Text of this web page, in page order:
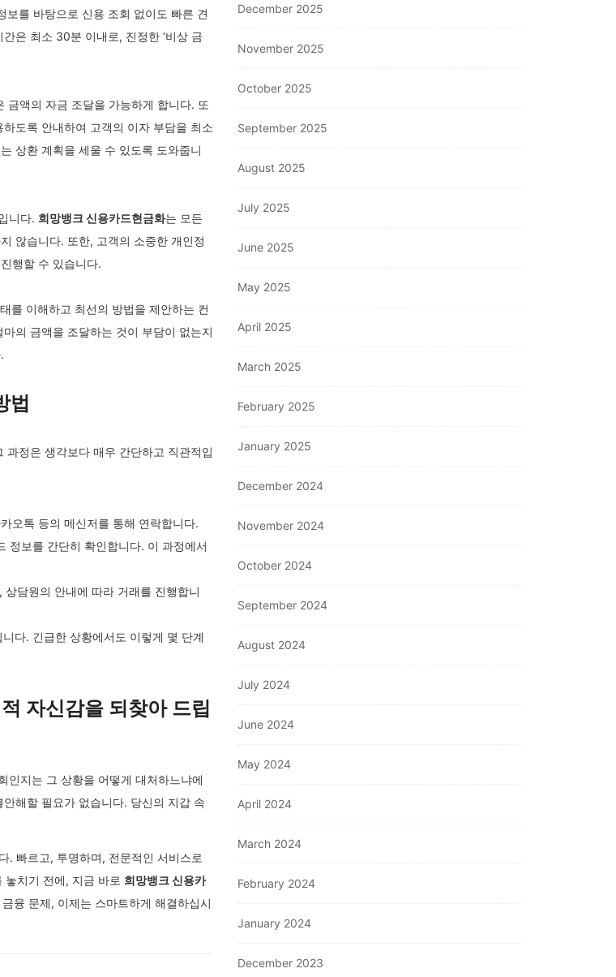
를 바탕으로 신용 조회 없이도 빠른 견
은 최소 30분 이내로, 진정한 ‘비상 금
금액의 자금 조달을 가능하게 합니다. 또
도록 안내하여 고객의 이자 부담을 최소
상환 계획을 세울 수 있도록 도와줍니
니다. 희망뱅크 신용카드현금화는 모든
않습니다. 또한, 고객의 소중한 개인정
행할 수 있습니다.
를 이해하고 최선의 방법을 제안하는 컨
의 금액을 조달하는 것이 부담이 없는지
법
정은 생각보다 매우 간단하고 직관적입
오톡 등의 메신저를 통해 연락합니다.
정보를 간단히 확인합니다. 이 과정에서
담원의 안내에 따라 거래를 진행합니
다. 긴급한 상황에서도 이렇게 몇 단계
자신감을 되찾아 드립
인지는 그 상황을 어떻게 대처하느냐에
해할 필요가 없습니다. 당신의 지갑 속
. 빠르고, 투명하며, 전문적인 서비스로
치기 전에, 지금 바로 희망뱅크 신용카
융 문제, 이제는 스마트하게 해결하십시
December 2025
November 2025
October 2025
September 2025
August 2025
July 2025
June 2025
May 2025
April 2025
March 2025
February 2025
January 2025
December 2024
November 2024
October 2024
September 2024
August 2024
July 2024
June 2024
May 2024
April 2024
March 2024
February 2024
January 2024
December 2023